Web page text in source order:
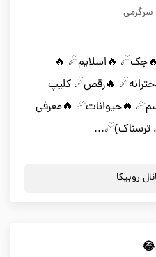
سرگرمی
🔥جک☄ 🔥اسلایم☄ 🔥
🔥رقص☄ کلیپ
🔥حیوانات☄ 🔥معرفی
، ترسناک)☄...
روبیکا